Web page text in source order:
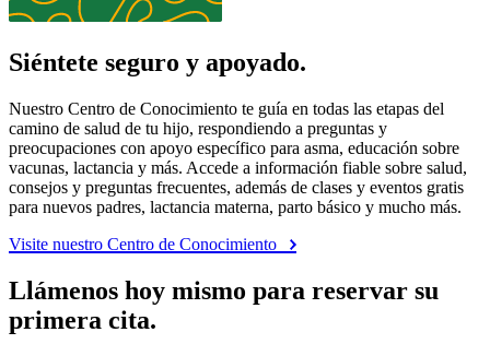
Siéntete seguro y apoyado.
Nuestro Centro de Conocimiento te guía en todas las etapas del
camino de salud de tu hijo, respondiendo a preguntas y
preocupaciones con apoyo específico para asma, educación sobre
vacunas, lactancia y más. Accede a información fiable sobre salud,
consejos y preguntas frecuentes, además de clases y eventos gratis
para nuevos padres, lactancia materna, parto básico y mucho más.
Visite nuestro Centro de Conocimiento
Llámenos hoy mismo para reservar su
primera cita.